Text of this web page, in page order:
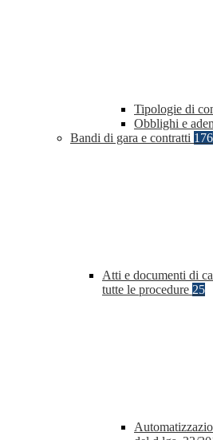
Tipologie di
Obblighi e
Bandi di gara e contratti 176
Atti e documenti di
tutte le procedure 25